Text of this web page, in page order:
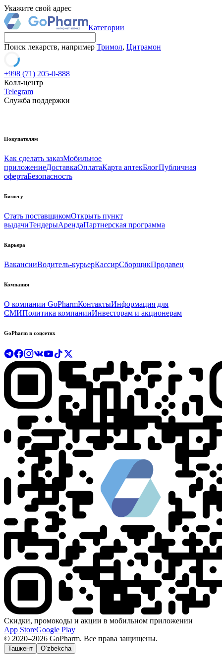
Укажите свой адрес
Категории
Поиск лекарств, например Тримол, Цитрамон
+998 (71) 205-0-888
Колл-центр
Telegram
Служба поддержки
Покупателям
Как сделать заказМобильное
приложениеДоставкаОплатаКарта аптекБлогПубличная
офертаБезопасность
Бизнесу
Стать поставщикомОткрыть пункт
выдачиТендерыАрендаПартнерская программа
Карьера
ВакансииВодитель-курьерКассирСборщикПродавец
Компания
О компании GoPharmКонтактыИнформация для
СМИПолитика компанииИнвесторам и акционерам
GoPharm в соцсетях
Скидки, промокоды и акции в мобильном приложении
App StoreGoogle Play
© 2020–2026 GoPharm. Все права защищены.
Ташкент O‘zbekcha